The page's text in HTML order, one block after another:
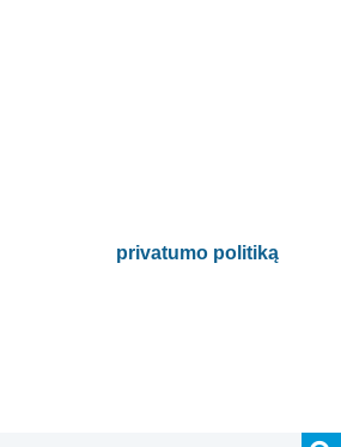
privatumo politiką.